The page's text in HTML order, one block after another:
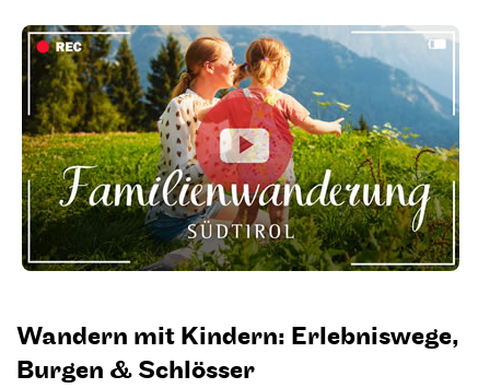
Wandern mit Kindern: Erlebniswege,
Burgen & Schlösser